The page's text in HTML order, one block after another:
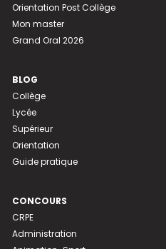
Orientation Post Collège
Mon master
Grand Oral 2026
BLOG
Collège
Lycée
Supérieur
Orientation
Guide pratique
CONCOURS
CRPE
Administration